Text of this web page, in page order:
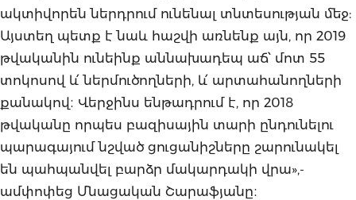
ակտիվորեն ներդրում ունենալ տնտեսության մեջ:
Այստեղ պետք է նաև հաշվի առնենք այն, որ 2019
թվականին ունեինք աննախադեպ աճ՝ մոտ 55
տոկոսով և՛ ներմուծողների, և՛ արտահանողների
քանակով։ Վերջինս ենթադրում է, որ 2018
թվականը որպես բազիսային տարի ընդունելու
պարագայում նշված ցուցանիշները շարունակել
են պահպանվել բարձր մակարդակի վրա»,-
ամփոփեց Մնացական Շարաֆյանը։